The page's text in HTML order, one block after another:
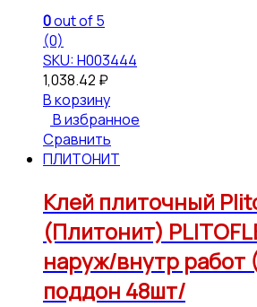
0out of 5
(0)
SKU: Н003444
1,038.42 ₽
В корзину
В избранное
Сравнить
ПЛИТОНИТ
Клей плиточный
(Плитонит)
наруж/внутр работ
поддон 48шт/